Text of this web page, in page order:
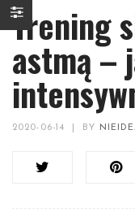
Trening
astmą –
2020-06-14 BY